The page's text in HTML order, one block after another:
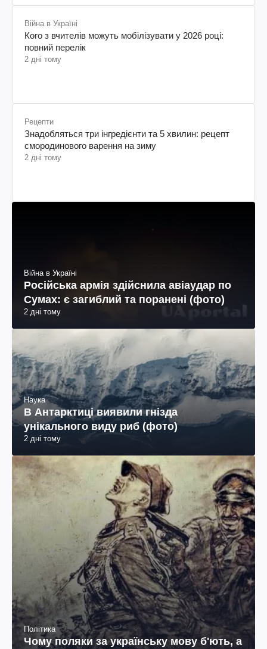
Війна в Україні
Кого з вчителів можуть мобілізувати у 2026 році:
повний перелік
2 дні тому
Рецепти
Знадобляться три інгредієнти та 5 хвилин: рецепт
смородинового варення на зиму
2 дні тому
Війна в Україні
Російська армія здійснила авіаудар по
Сумах: є загиблий та поранені (фото)
2 дні тому
Наука
В Антарктиці виявили гнізда
унікального виду риб (фото)
2 дні тому
Політика
Чому поляки за українську мову б'ють, а